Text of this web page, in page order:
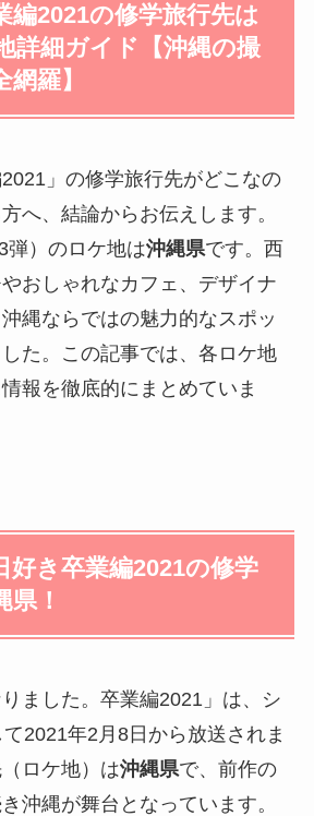
編2021の修学旅行先は
詳細ガイド【沖縄の撮
羅】
2021」の修学旅行先がどこなの
へ、結論からお伝えします。
弾）のロケ地は沖縄県です。西
おしゃれなカフェ、デザイナ
縄ならではの魅力的なスポッ
た。この記事では、各ロケ地
報を徹底的にまとめていま
好き卒業編2021の修学
県！
りました。卒業編2021」は、シ
2021年2月8日から放送されま
ロケ地）は沖縄県で、前作の
沖縄が舞台となっています。